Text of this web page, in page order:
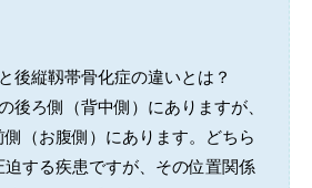
後縦靱帯骨化症の違いとは？
後ろ側（背中側）にありますが、
（お腹側）にあります。どちら
迫する疾患ですが、その位置関係